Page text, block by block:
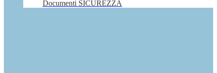
Documenti SICUREZZA